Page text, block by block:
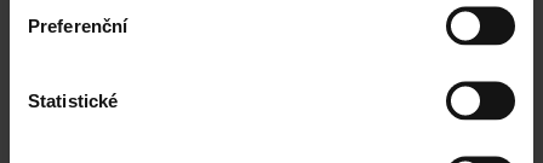
Preferenční
Statistické
Technická podpora